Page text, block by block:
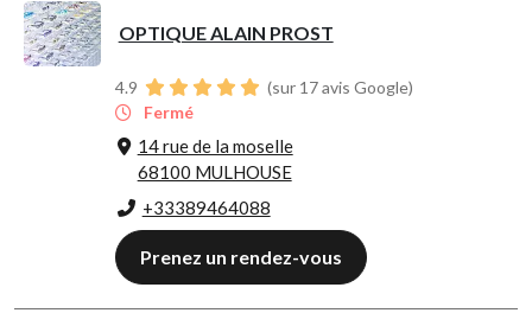
OPTIQUE ALAIN PROST
4.9
(sur 17 avis Google)
Fermé
14 rue de la moselle
68100 MULHOUSE
+33389464088
Prenez un rendez-vous